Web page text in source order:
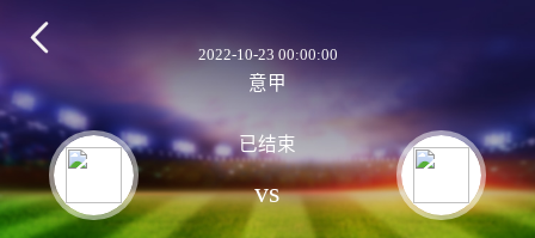
 2022-10-23 00:00:00
意甲
已结束
vs